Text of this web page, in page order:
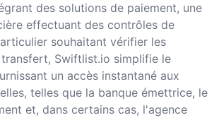
des solutions de paiement, une
effectuant des contrôles de
souhaitant vérifier les
Swiftlist.io simplifie le
un accès instantané aux
telles que la banque émettrice, le
et, dans certains cas, l'agence